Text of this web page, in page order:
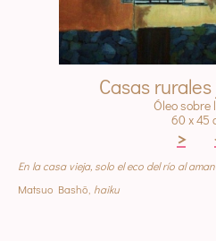
Casas
Óleo sobre
60 x 45
>
En la casa vieja, solo el eco del río al
Matsuo Bashō, haiku